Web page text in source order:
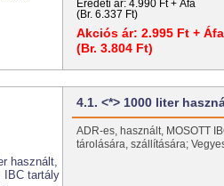
Eredeti ár: 4.990 Ft + Áfa
(Br. 6.337 Ft)
Akciós ár: 2.995 Ft + Áfa
(Br. 3.804 Ft)
4.1. <*> 1000 liter
ADR-es, használt, MOSOTT
tárolására, szállítására;